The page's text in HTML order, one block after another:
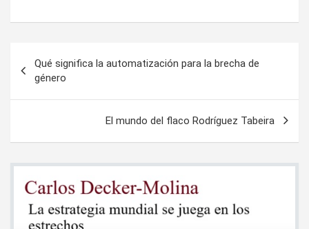
de
entradas
Qué significa la automatización para la brecha de
género
El mundo del flaco Rodríguez Tabeira